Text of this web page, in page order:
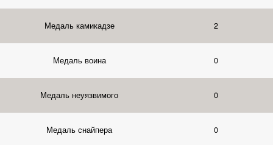
Медаль камикадзе 2
Медаль воина 0
Медаль неуязвимого 0
Медаль снайпера 0